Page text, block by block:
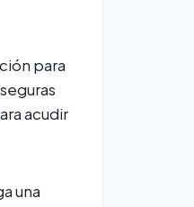
para
acudir
una